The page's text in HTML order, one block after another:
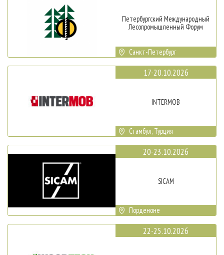
Петербургский Международный
Лесопромышленный Форум
Санкт-Петербург
17-20.10.2026
INTERMOB
Стамбул, Турция
20-23.10.2026
SICAM
Порденоне
22-25.10.2026